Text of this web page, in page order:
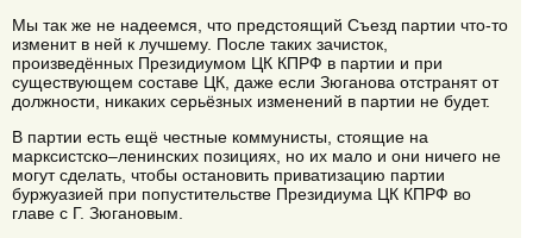
Мы так же не надеемся, что предстоящий Съезд партии что-то
изменит в ней к лучшему. После таких зачисток,
произведённых Президиумом ЦК КПРФ в партии и при
существующем составе ЦК, даже если Зюганова отстранят от
должности, никаких серьёзных изменений в партии не будет.
В партии есть ещё честные коммунисты, стоящие на
марксистско–ленинских позициях, но их мало и они ничего не
могут сделать, чтобы остановить приватизацию партии
буржуазией при попустительстве Президиума ЦК КПРФ во
главе с Г. Зюгановым.